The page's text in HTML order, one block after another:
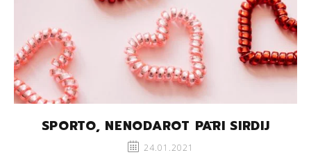
SPORTO, NENODAROT PĀRI SIRDIJ
24.01.2021